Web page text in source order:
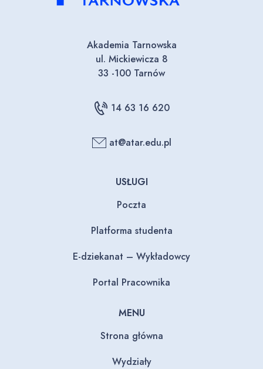
Akademia Tarnowska
ul. Mickiewicza 8
33 -100 Tarnów
14 63 16 620
at@atar.edu.pl
USŁUGI
Poczta
Platforma studenta
E-dziekanat – Wykładowcy
Portal Pracownika
MENU
Strona główna
Wydziały